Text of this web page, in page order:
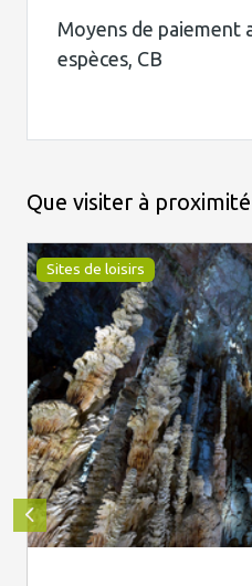
Moyens de paiement
espèces, CB
Que visiter à proximité
Sites de loisirs